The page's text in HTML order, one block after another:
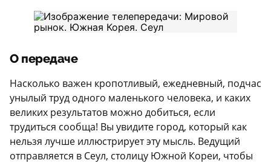
О передаче
Насколько важен кропотливый, ежедневный, подчас
унылый труд одного маленького человека, и каких
великих результатов можно добиться, если
трудиться сообща! Вы увидите город, который как
нельзя лучше иллюстрирует эту мысль. Ведущий
отправляется в Сеул, столицу Южной Кореи, чтобы